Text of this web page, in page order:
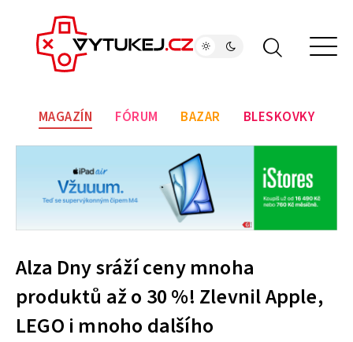
MAGAZÍN FÓRUM BAZAR BLESKOVKY
Alza Dny sráží ceny mnoha
produktů až o 30 %! Zlevnil Apple,
LEGO i mnoho dalšího